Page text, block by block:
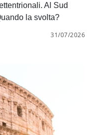
Al Sud
la svolta?
31/07/2026